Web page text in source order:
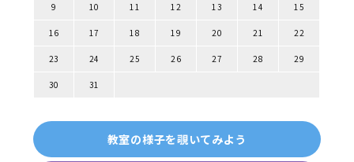
9 10 11 12 13 14 15
16 17 18 19 20 21 22
23 24 25 26 27 28 29
30 31
教室の様子を覗いてみよう